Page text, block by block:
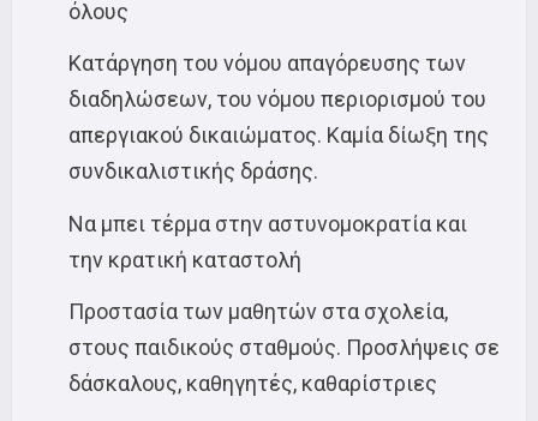
όλους
Κατάργηση του νόμου απαγόρευσης των
διαδηλώσεων, του νόμου περιορισμού του
απεργιακού δικαιώματος. Καμία δίωξη της
συνδικαλιστικής δράσης.
Να μπει τέρμα στην αστυνομοκρατία και
την κρατική καταστολή
Προστασία των μαθητών στα σχολεία,
στους παιδικούς σταθμούς. Προσλήψεις σε
δάσκαλους, καθηγητές, καθαρίστριες